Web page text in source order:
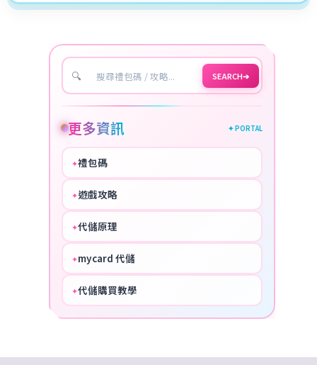
🔍 SEARCH➔
更多資訊 ✦ PORTAL
✦禮包碼
✦遊戲攻略
✦代儲原理
✦mycard 代儲
✦代儲購買教學